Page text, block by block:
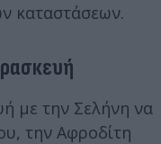
καταστάσεων.
με την Σελήνη να
την Αφροδίτη